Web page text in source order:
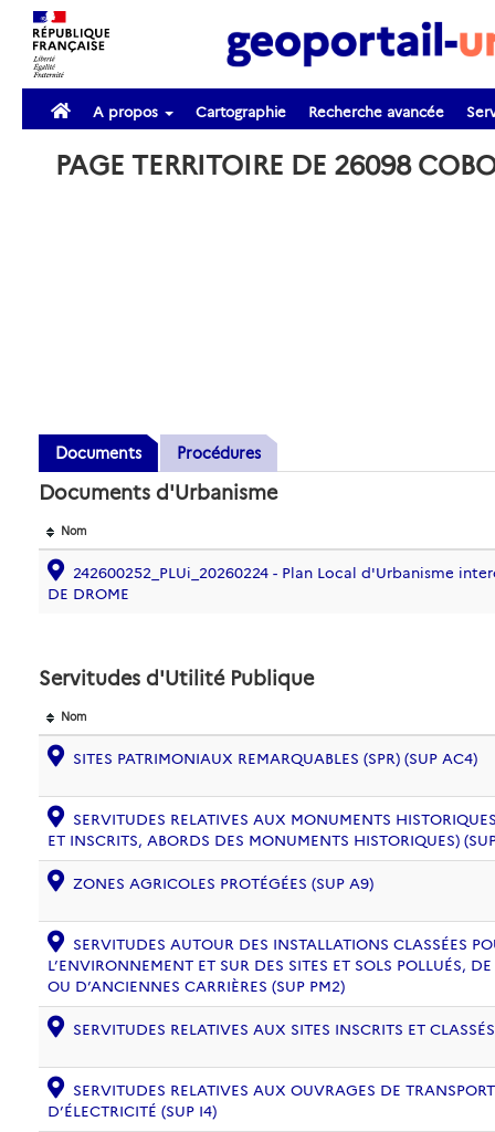
A propos Cartographie Recherche avancée
PAGE TERRITOIRE DE 26098
Documents Procédures
Documents d'Urbanisme
Nom
242600252_PLUi_20260224 - Plan Local d'Urbanisme
DE DROME
Servitudes d'Utilité Publique
Nom
SITES PATRIMONIAUX REMARQUABLES (SPR) (SUP AC4)
SERVITUDES RELATIVES AUX MONUMENTS
ET INSCRITS, ABORDS DES MONUMENTS HISTORIQUES)
ZONES AGRICOLES PROTÉGÉES (SUP A9)
SERVITUDES AUTOUR DES INSTALLATIONS CLASSÉES
L’ENVIRONNEMENT ET SUR DES SITES ET SOLS POLLUÉS,
OU D’ANCIENNES CARRIÈRES (SUP PM2)
SERVITUDES RELATIVES AUX SITES INSCRITS ET
SERVITUDES RELATIVES AUX OUVRAGES DE
D’ÉLECTRICITÉ (SUP I4)